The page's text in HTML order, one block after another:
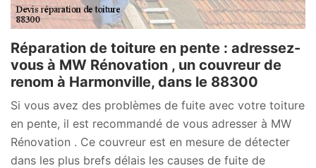
Réparation de toiture en pente : adressez-
vous à MW Rénovation , un couvreur de
renom à Harmonville, dans le 88300
Si vous avez des problèmes de fuite avec votre toiture
en pente, il est recommandé de vous adresser à MW
Rénovation . Ce couvreur est en mesure de détecter
dans les plus brefs délais les causes de fuite de